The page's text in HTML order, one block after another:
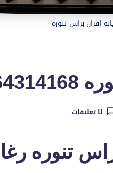
افران براس تنوره
لا تعليقات
تنوره